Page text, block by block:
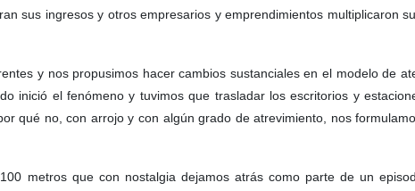
sus ingresos y otros empresarios y emprendimientos multiplicaron
y nos propusimos hacer cambios sustanciales en el modelo de
inició el fenómeno y tuvimos que trasladar los escritorios y
qué no, con arrojo y con algún grado de atrevimiento, nos
metros que con nostalgia dejamos atrás como parte de un